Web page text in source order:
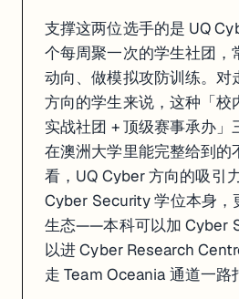
支撑这两位选手的是 UQ
个每周聚一次的学生社团，
动向、做模拟攻防训练。
方向的学生来说，这种「校
实战社团 + 顶级赛事承办」
在澳洲大学里能完整给到的
看，UQ Cyber 方向的吸引
Cyber Security 学位本身，
生态——本科可以加 Cyber
以进 Cyber Research
走 Team Oceania 通道一路